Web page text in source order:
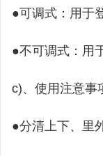
●可调式：用于
●不可调式：用
c)、使用注意事
●分清上下、里